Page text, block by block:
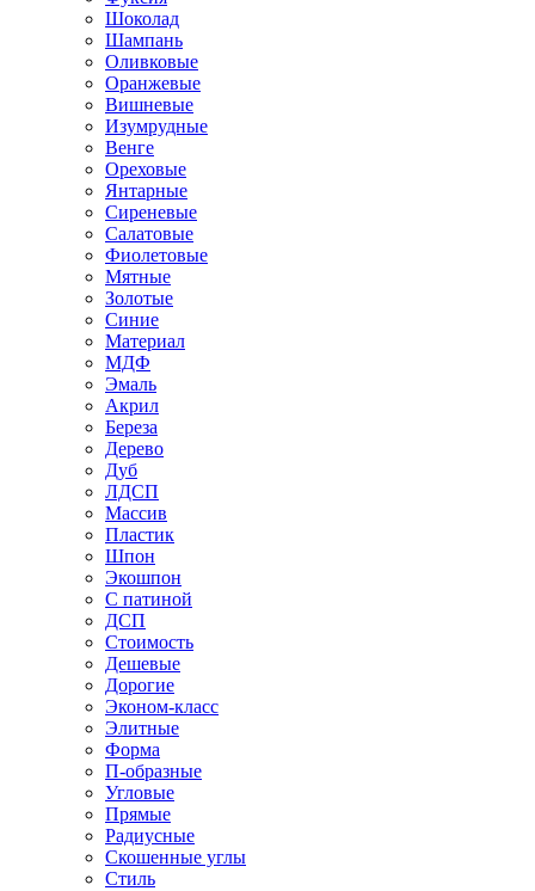
Шоколад
Шампань
Оливковые
Оранжевые
Вишневые
Изумрудные
Венге
Ореховые
Янтарные
Сиреневые
Салатовые
Фиолетовые
Мятные
Золотые
Синие
Материал
МДФ
Эмаль
Акрил
Береза
Дерево
Дуб
ЛДСП
Массив
Пластик
Шпон
Экошпон
С патиной
ДСП
Стоимость
Дешевые
Дорогие
Эконом-класс
Элитные
Форма
П-образные
Угловые
Прямые
Радиусные
Скошенные углы
Стиль